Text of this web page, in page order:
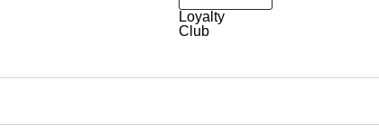
Loyalty
Club